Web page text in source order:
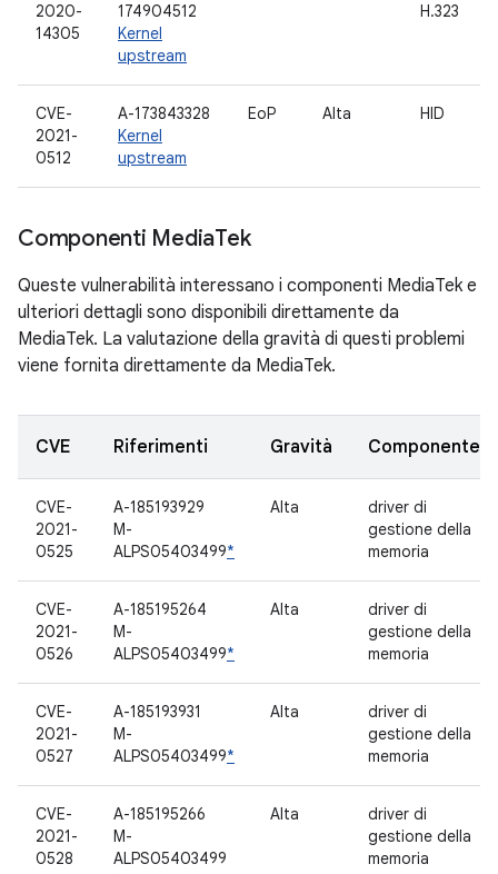
2020-
14305
174904512
Kernel
upstream
H.323
CVE-
2021-
0512
A-173843328
Kernel
upstream
EoP Alta HID
Componenti MediaTek
Queste vulnerabilità interessano i componenti MediaTek e
ulteriori dettagli sono disponibili direttamente da
MediaTek. La valutazione della gravità di questi problemi
viene fornita direttamente da MediaTek.
CVE Riferimenti Gravità Componente
CVE-
2021-
0525
A-185193929
M-
ALPS05403499*
Alta
driver di
gestione della
memoria
CVE-
2021-
0526
A-185195264
M-
ALPS05403499*
Alta
driver di
gestione della
memoria
CVE-
2021-
0527
A-185193931
M-
ALPS05403499*
Alta
driver di
gestione della
memoria
CVE-
2021-
0528
A-185195266
M-
ALPS05403499
Alta
driver di
gestione della
memoria